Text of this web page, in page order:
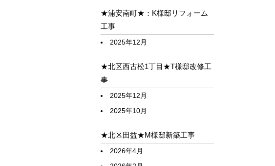
★浦安南町★：K様邸リフォーム
工事
2025年12月
★北区西古松1丁目★T様邸改修工
事
2025年12月
2025年10月
★北区田益★M様邸新築工事
2026年4月